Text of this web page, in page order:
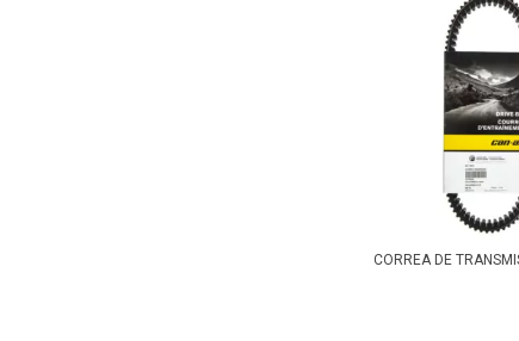
CORREA DE